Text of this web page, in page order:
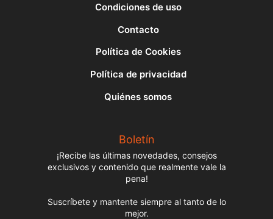
Condiciones de uso
Contacto
Política de Cookies
Política de privacidad
Quiénes somos
Boletín
¡Recibe las últimas novedades, consejos
exclusivos y contenido que realmente vale la
pena!
Suscríbete y mantente siempre al tanto de lo
mejor.